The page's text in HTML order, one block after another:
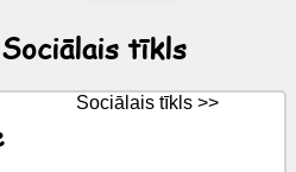
tīkls
Sociālais tīkls >>